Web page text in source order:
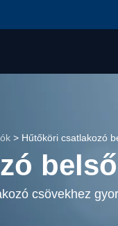
> Hűtőköri csatlakozó
csövekhez